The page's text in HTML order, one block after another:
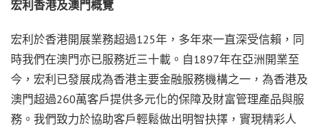
宏利香港及澳門概覽
宏利於香港開展業務超過125年，多年來一直深受信賴，同
時我們在澳門亦已服務近三十載。自1897年在亞洲開業至
今，宏利已發展成為香港主要金融服務機構之一，為香港及
澳門超過260萬客戶提供多元化的保障及財富管理產品與服
務。我們致力於協助客戶輕鬆做出明智抉擇，實現精彩人